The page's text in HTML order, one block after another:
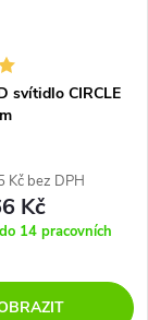
svítidlo CIRCLE
Kč bez DPH
Kč
14 pracovních